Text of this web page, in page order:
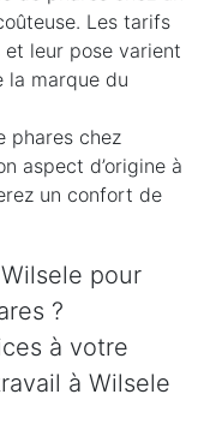
Les tarifs
leur pose varient
la marque du
phares chez
aspect d’origine à
un confort de
pour
?
à votre
à Wilsele